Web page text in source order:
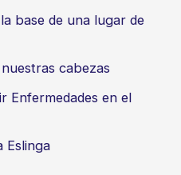
base de una lugar de
cabezas
Enfermedades en el
Eslinga